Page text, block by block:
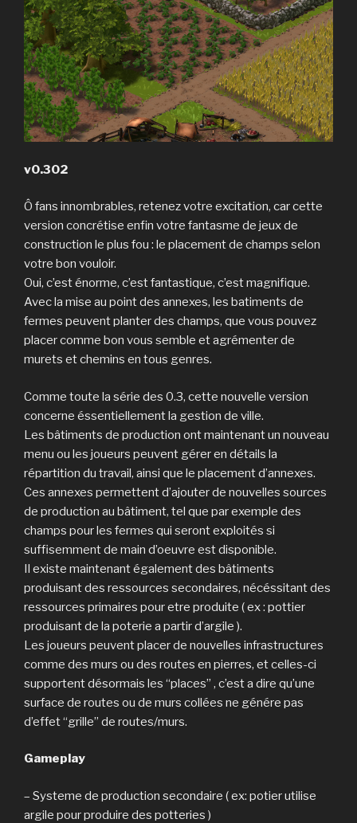
v0.302
Ô fans innombrables, retenez votre excitation, car cette
version concrétise enfin votre fantasme de jeux de
construction le plus fou : le placement de champs selon
votre bon vouloir.
Oui, c’est énorme, c’est fantastique, c’est magnifique.
Avec la mise au point des annexes, les batiments de
fermes peuvent planter des champs, que vous pouvez
placer comme bon vous semble et agrémenter de
murets et chemins en tous genres.
Comme toute la série des 0.3, cette nouvelle version
concerne éssentiellement la gestion de ville.
Les bâtiments de production ont maintenant un nouveau
menu ou les joueurs peuvent gérer en détails la
répartition du travail, ainsi que le placement d’annexes.
Ces annexes permettent d’ajouter de nouvelles sources
de production au bâtiment, tel que par exemple des
champs pour les fermes qui seront exploités si
suffisemment de main d’oeuvre est disponible.
Il existe maintenant également des bâtiments
produisant des ressources secondaires, nécéssitant des
ressources primaires pour etre produite ( ex : pottier
produisant de la poterie a partir d’argile ).
Les joueurs peuvent placer de nouvelles infrastructures
comme des murs ou des routes en pierres, et celles-ci
supportent désormais les “places” , c’est a dire qu’une
surface de routes ou de murs collées ne génére pas
d’effet “grille” de routes/murs.
Gameplay
– Systeme de production secondaire ( ex: potier utilise
argile pour produire des potteries )